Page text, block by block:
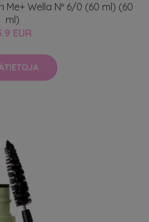
Wella Nº 6/0 (60 ml) (60
ml)
EUR